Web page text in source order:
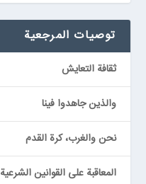
توصيات المرجعیة
ثقافة التعايش
والذين جاهدوا فينا
نحن والغرب، كرة القدم
المعاقبة على القوانين الشرعية